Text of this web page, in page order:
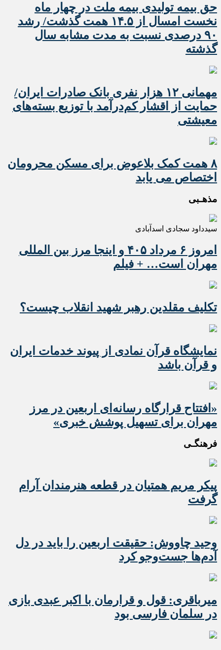
حق بیمه تولیدی بیمه ملت در چهار ماه
نخست امسال از ۱۴.۵ همت گذشت/ رشد
۹۰ درصدی نسبت به مدت مشابه سال
گذشته
مهمانی ۱۲ هزار نفری بانک صادرات ایران/
حمایت از اقشار کم‌درآمد با توزیع بسته‌های
معیشتی
۸ همت کمک بلاعوض برای مسکن محرومان
اختصاص می یابد
مذهـبی
سیدداود سجادی اسدآبادی
امروز ۶ مرداد ۴۰۵ و اینجا مرز بین المللی
مهران است… + فیلم
تکلیف مقلدین رهبر شهید انقلاب چیست؟
نمایشگاه قرآن نمادی از پیوند خدمات ایران
و قرآن باشد
«افتتاح قرارگاه رسانه‌ای اربعین در مرز
مهران برای تسهیل پوشش خبری»
فرهنگـی
پیکر مریم همتیان در قطعه هنرمندان آرام
گرفت
وحید چاووش: حقیقت اربعین را باید در دل
آدم‌ها جست‌وجو کرد
میرباقری: قول و قرارمان با اکبر عبدی بازی
در سلمان فارسی بود